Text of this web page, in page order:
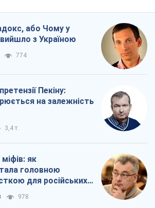
або Чому у
вийшло з Україною
774
Пекіну:
на залежність
3,4 т.
як
головною
для російських
978